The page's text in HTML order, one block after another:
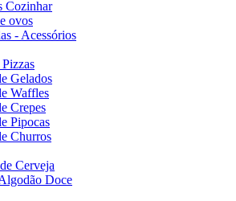
Cozinhar
ovos
- Acessórios
Gelados
Waffles
Crepes
Pipocas
Churros
Cerveja
Doce